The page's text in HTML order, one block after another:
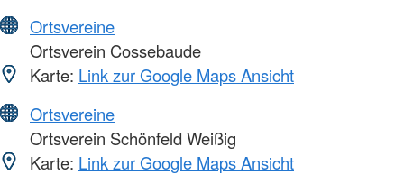
Ortsvereine
Ortsverein Cossebaude
Karte: Link zur Google Maps Ansicht
Ortsvereine
Ortsverein Schönfeld Weißig
Karte: Link zur Google Maps Ansicht